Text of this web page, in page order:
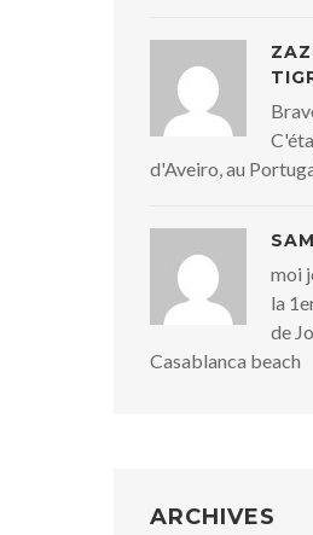
d'Aveiro, au
moi
la
de
Casablanca beach
ARCHIVES